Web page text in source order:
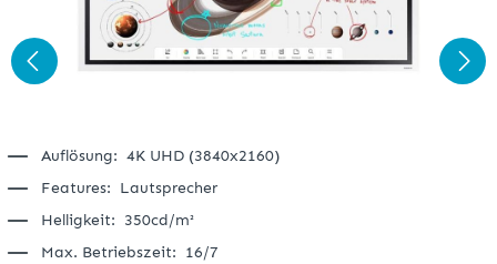
Auflösung: 4K UHD (3840x2160)
Features: Lautsprecher
Helligkeit: 350cd/m²
Max. Betriebszeit: 16/7